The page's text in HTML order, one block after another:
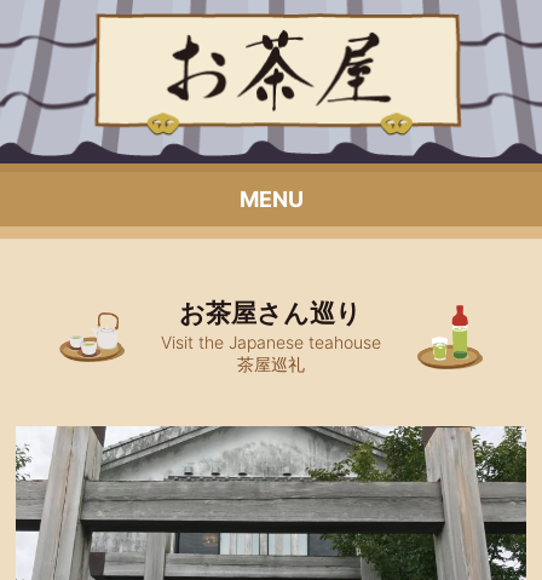
MENU
お茶屋さん巡り
Visit the Japanese teahouse
茶屋巡礼